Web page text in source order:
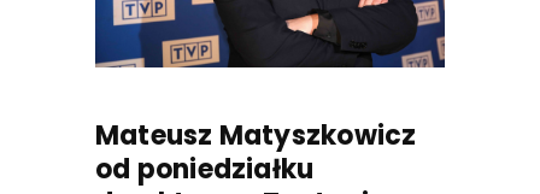
Mateusz Matyszkowicz
od poniedziałku